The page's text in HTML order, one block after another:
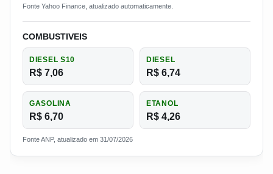
Fonte Yahoo Finance, atualizado automaticamente.
COMBUSTIVEIS
DIESEL S10
R$ 7,06
DIESEL
R$ 6,74
GASOLINA
R$ 6,70
ETANOL
R$ 4,26
Fonte ANP, atualizado em 31/07/2026